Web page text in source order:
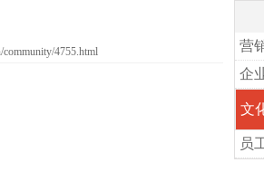
community/4755.html
营
企
文
员